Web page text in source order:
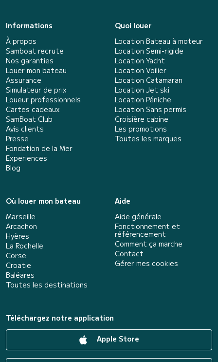
Informations
À propos
Samboat recrute
Nos garanties
Louer mon bateau
Assurance
Simulateur de prix
Loueur professionnels
Cartes cadeaux
SamBoat Club
Avis clients
Presse
Fondation de la Mer
Experiences
Blog
Quoi louer
Location Bateau à moteur
Location Semi-rigide
Location Yacht
Location Voilier
Location Catamaran
Location Jet ski
Location Péniche
Location Sans permis
Croisière cabine
Les promotions
Toutes les marques
Où louer mon bateau
Marseille
Arcachon
Hyères
La Rochelle
Corse
Croatie
Baléares
Toutes les destinations
Aide
Aide générale
Fonctionnement et
référencement
Comment ça marche
Contact
Gérer mes cookies
Téléchargez notre application
Apple Store